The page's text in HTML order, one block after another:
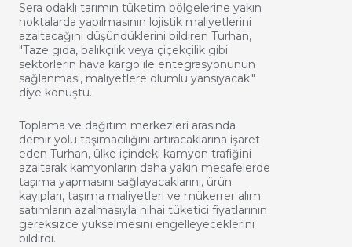
Sera odaklı tarımın tüketim bölgelerine yakın
noktalarda yapılmasının lojistik maliyetlerini
azaltacağını düşündüklerini bildiren Turhan,
"Taze gıda, balıkçılık veya çiçekçilik gibi
sektörlerin hava kargo ile entegrasyonunun
sağlanması, maliyetlere olumlu yansıyacak."
diye konuştu.
Toplama ve dağıtım merkezleri arasında
demir yolu taşımacılığını artıracaklarına işaret
eden Turhan, ülke içindeki kamyon trafiğini
azaltarak kamyonların daha yakın mesafelerde
taşıma yapmasını sağlayacaklarını, ürün
kayıpları, taşıma maliyetleri ve mükerrer alım
satımların azalmasıyla nihai tüketici fiyatlarının
gereksizce yükselmesini engelleyeceklerini
bildirdi.